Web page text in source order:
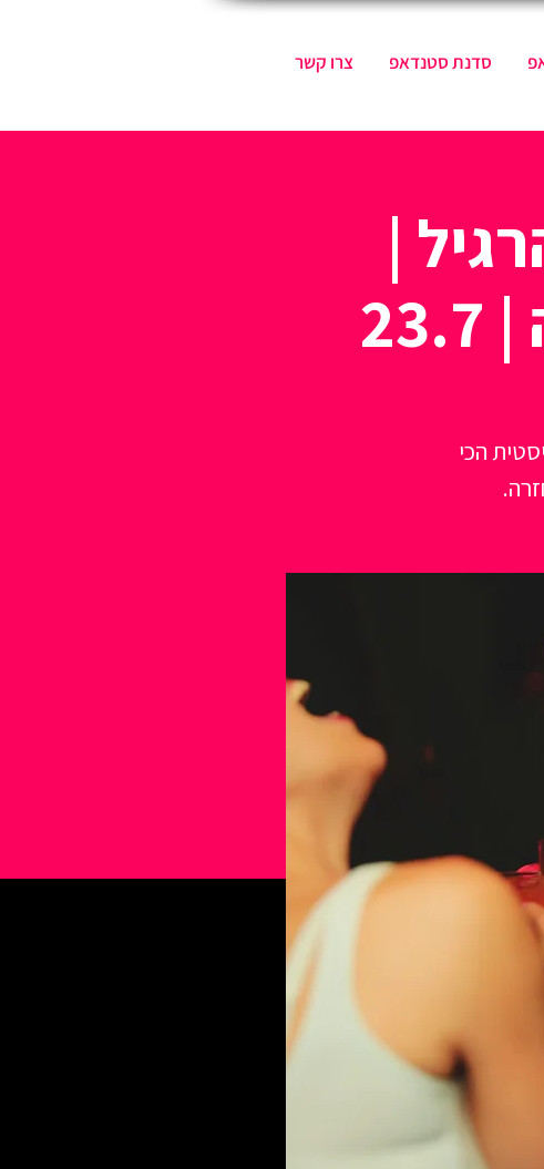
סדנת סטנדאפ צרו קשר
|
הכי